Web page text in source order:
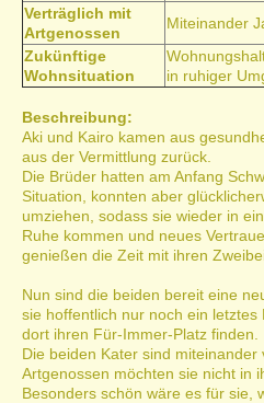
Verträglich mit
Artgenossen
Miteinander
Zukünftige
Wohnsituation
in ruhiger
Beschreibung:
Aki und Kairo kamen aus
aus der Vermittlung zurück.
Die Brüder hatten am Anfang
Situation, konnten aber
umziehen, sodass sie wieder in
Ruhe kommen und neues
genießen die Zeit mit ihren
Nun sind die beiden bereit eine
sie hoffentlich nur noch ein
dort ihren Für-Immer-Platz finden.
Die beiden Kater sind
Artgenossen möchten sie nicht in
Besonders schön wäre es für sie,